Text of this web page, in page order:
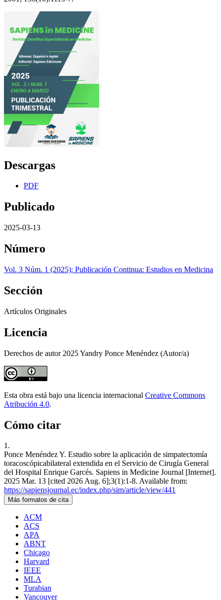
Descargas
PDF
Publicado
2025-03-13
Número
Vol. 3 Núm. 1 (2025): Publicación Continua: Estudios en Medicina
Sección
Artículos Originales
Licencia
Derechos de autor 2025 Yandry Ponce Menéndez (Autor/a)
Esta obra está bajo una licencia internacional Creative Commons
Atribución 4.0.
Cómo citar
1.
Ponce Menéndez Y. Estudio sobre la aplicación de simpatectomía
toracoscópicabilateral extendida en el Servicio de Cirugía General
del Hospital Enrique Garcés. Sapiens in Medicine Journal [Internet].
2025 Mar. 13 [cited 2026 Aug. 6];3(1):1-8. Available from:
https://sapiensjournal.ec/index.php/sim/article/view/441
Más formatos de cita
ACM
ACS
APA
ABNT
Chicago
Harvard
IEEE
MLA
Turabian
Vancouver